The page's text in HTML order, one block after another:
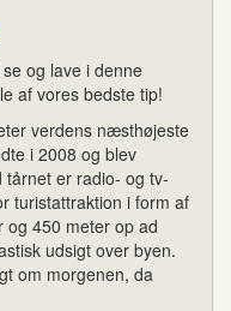
og lave i denne
af vores bedste tip!
verdens næsthøjeste
i 2008 og blev
er radio- og tv-
turistattraktion i form af
og 450 meter op ad
udsigt over byen.
om morgenen, da